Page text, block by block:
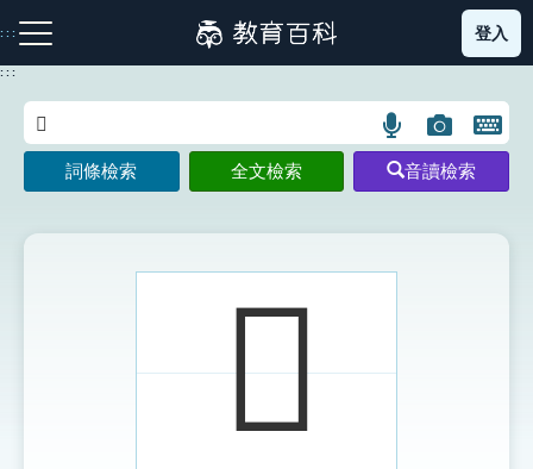
到
主
:::
注音索引圖示 筆畫索引圖示 部首索引表圖示
登入
:::
語
言
搜
示
圖
片
搜
開
鍵
圖
詞條檢索 全文檢索 音讀檢索
𨇳